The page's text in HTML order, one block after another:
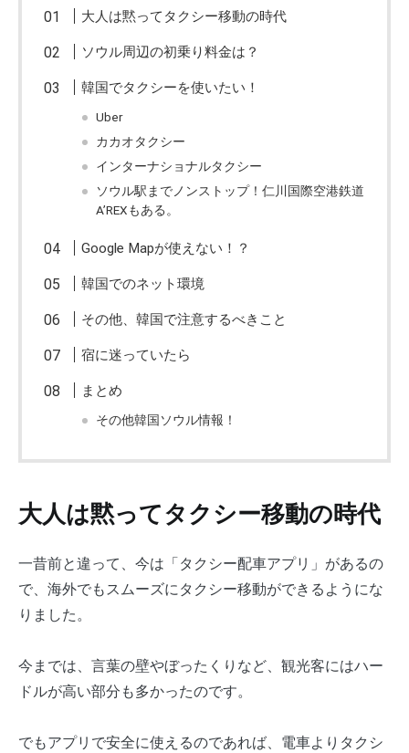
大人は黙ってタクシー移動の時代
ソウル周辺の初乗り料金は？
韓国でタクシーを使いたい！
Uber
カカオタクシー
インターナショナルタクシー
ソウル駅までノンストップ！仁川国際空港鉄道
A’REXもある。
Google Mapが使えない！？
韓国でのネット環境
その他、韓国で注意するべきこと
宿に迷っていたら
まとめ
その他韓国ソウル情報！
大人は黙ってタクシー移動の時代
一昔前と違って、今は「タクシー配車アプリ」があるの
で、海外でもスムーズにタクシー移動ができるようにな
りました。
今までは、言葉の壁やぼったくりなど、観光客にはハー
ドルが高い部分も多かったのです。
でもアプリで安全に使えるのであれば、電車よりタクシ